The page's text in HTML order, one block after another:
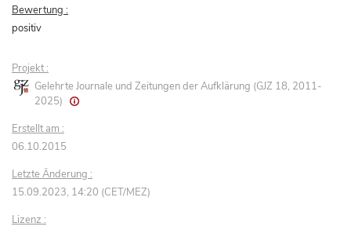
Bewertung :
positiv
Projekt :
Gelehrte Journale und Zeitungen der Aufklärung (GJZ 18, 2011-
2025)
Erstellt am :
06.10.2015
Letzte Änderung :
15.09.2023, 14:20 (CET/MEZ)
Lizenz :